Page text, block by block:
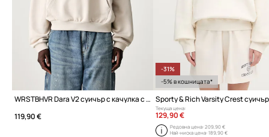
WRSTBHVR Dara V2 суичър с качулка с памук дамски
119,90 €
-31%
-5% в кошницата*
Текуща цена:
129,90 €
Редовна цена: 209,90 €
Най-ниска цена: 189,90 €